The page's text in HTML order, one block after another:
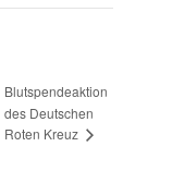
Blutspendeaktion
des Deutschen
Roten Kreuz